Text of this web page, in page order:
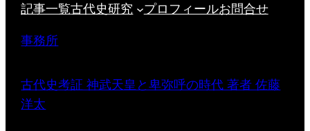
記事一覧古代史研究 プロフィールお問合せ
事務所
古代史考証 神武天皇と卑弥呼の時代 著者 佐藤
洋太